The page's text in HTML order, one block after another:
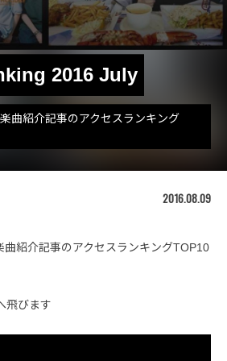
2016 July
曲紹介記事のアクセスランキング
2016.08.09
紹介記事のアクセスランキングTOP10
飛びます